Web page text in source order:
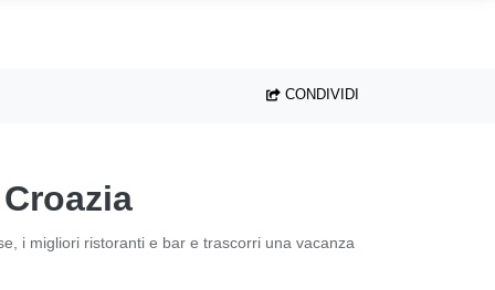
CONDIVIDI
i migliori ristoranti e bar e trascorri una vacanza